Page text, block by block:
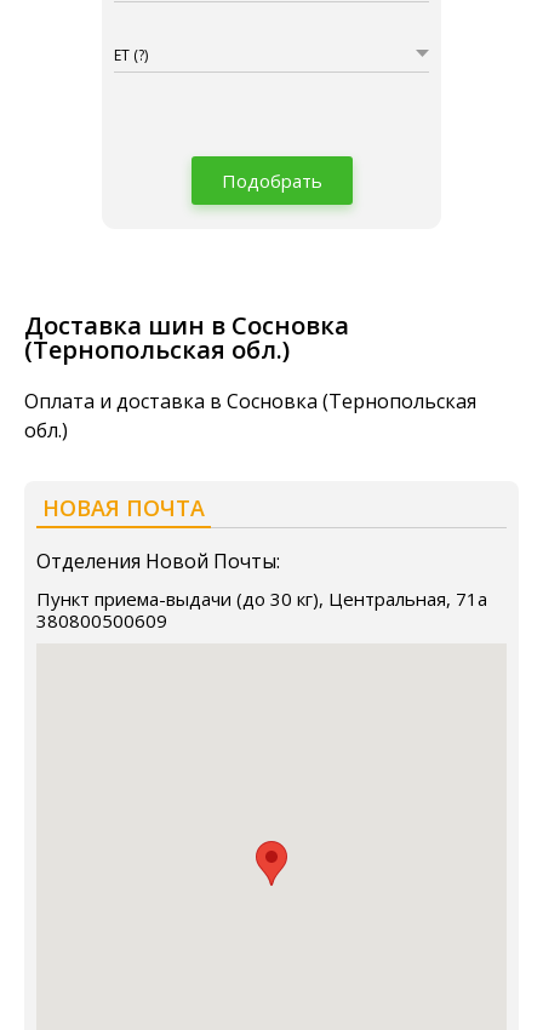
ET (?)
Подобрать
Доставка шин в Сосновка
(Тернопольская обл.)
Оплата и доставка в Сосновка (Тернопольская
обл.)
НОВАЯ ПОЧТА
Отделения Новой Почты:
Пункт приема-выдачи (до 30 кг), Центральная, 71а
380800500609